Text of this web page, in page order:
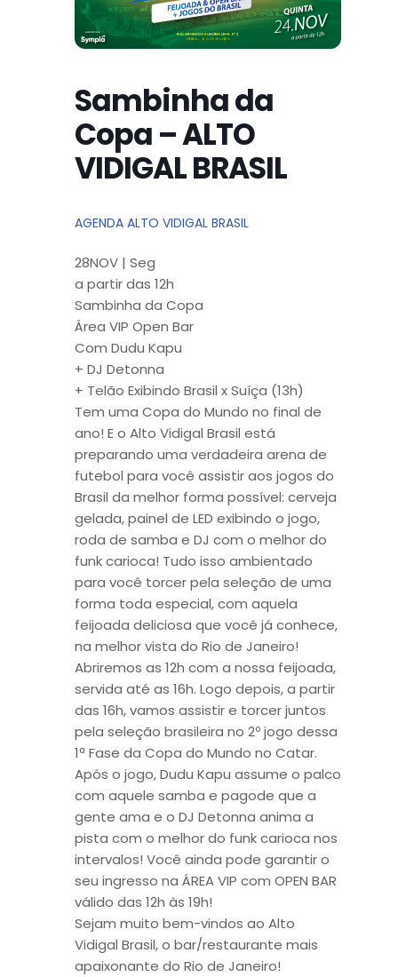
Sambinha da
Copa – ALTO
VIDIGAL BRASIL
AGENDA ALTO VIDIGAL BRASIL
28NOV | Seg
a partir das 12h
Sambinha da Copa
Área VIP Open Bar
Com Dudu Kapu
+ DJ Detonna
+ Telão Exibindo Brasil x Suíça (13h)
Tem uma Copa do Mundo no final de
ano! E o Alto Vidigal Brasil está
preparando uma verdadeira arena de
futebol para você assistir aos jogos do
Brasil da melhor forma possível: cerveja
gelada, painel de LED exibindo o jogo,
roda de samba e DJ com o melhor do
funk carioca! Tudo isso ambientado
para você torcer pela seleção de uma
forma toda especial, com aquela
feijoada deliciosa que você já conhece,
na melhor vista do Rio de Janeiro!
Abriremos as 12h com a nossa feijoada,
servida até as 16h. Logo depois, a partir
das 16h, vamos assistir e torcer juntos
pela seleção brasileira no 2º jogo dessa
1ª Fase da Copa do Mundo no Catar.
Após o jogo, Dudu Kapu assume o palco
com aquele samba e pagode que a
gente ama e o DJ Detonna anima a
pista com o melhor do funk carioca nos
intervalos! Você ainda pode garantir o
seu ingresso na ÁREA VIP com OPEN BAR
válido das 12h às 19h!
Sejam muito bem-vindos ao Alto
Vidigal Brasil, o bar/restaurante mais
apaixonante do Rio de Janeiro!